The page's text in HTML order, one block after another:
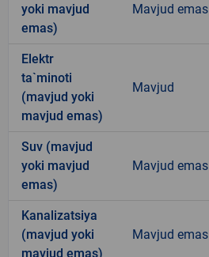
yoki mavjud
emas)
Mavjud emas
Elektr
ta`minoti
(mavjud yoki
mavjud emas)
Mavjud
Suv (mavjud
yoki mavjud
emas)
Mavjud emas
Kanalizatsiya
(mavjud yoki
mavjud emas)
Mavjud emas